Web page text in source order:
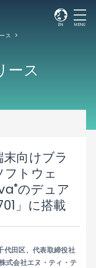
EN MENU
ス
ース
末向けブラ
フトウェ
®のデュア
」に搭載
代田区、代表取締役社
式会社エヌ・ティ・テ